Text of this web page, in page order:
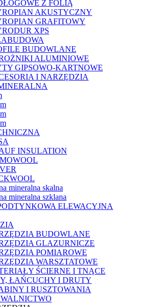
Z FOLIĄ
AKUSTYCZNY
GRAFITOWY
XPS
BUDOWLANE
ALUMINIOWE
GIPSOWO-KARTNOWE
I NARZĘDZIA
INSULATION
mineralna skalna
mineralna szklana
ELEWACYJNA
BUDOWLANE
GLAZURNICZE
POMIAROWE
WARSZTATOWE
ŚCIERNE I TNĄCE
ŁAŃCUCHY I DRUTY
I RUSZTOWANIA